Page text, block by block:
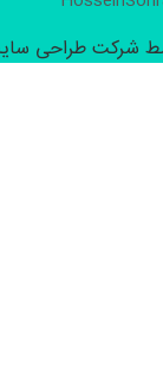
طراحی سایت